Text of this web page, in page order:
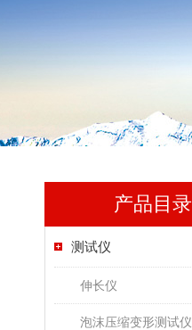
产品目录
测试仪
伸长仪
泡沫压缩变形测试仪